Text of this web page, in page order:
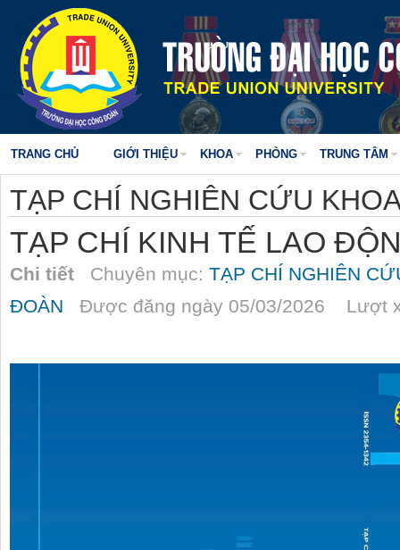
TRANG CHỦ GIỚI THIỆU KHOA PHÒNG TRUNG TÂM
TẠP CHÍ NGHIÊN CỨU
TẠP CHÍ KINH TẾ LAO
Chi tiết Chuyên mục: TẠP CHÍ NGHIÊN
ĐOÀN Được đăng ngày 05/03/2026 Lượt